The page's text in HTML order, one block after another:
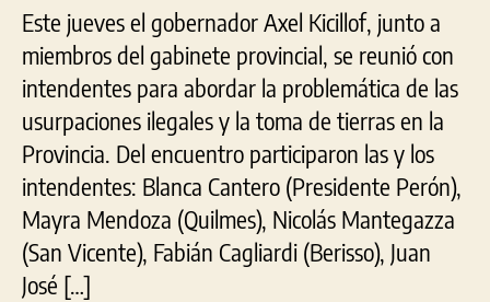
Este jueves el gobernador Axel Kicillof, junto a
miembros del gabinete provincial, se reunió con
intendentes para abordar la problemática de las
usurpaciones ilegales y la toma de tierras en la
Provincia. Del encuentro participaron las y los
intendentes: Blanca Cantero (Presidente Perón),
Mayra Mendoza (Quilmes), Nicolás Mantegazza
(San Vicente), Fabián Cagliardi (Berisso), Juan
José […]